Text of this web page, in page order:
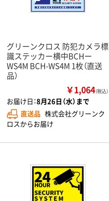
グリーンクロス 防犯カメラ標
識ステッカー横中BCHー
WS4M BCH-WS4M 1枚（直送
品）
￥1,064（税込）
お届け日：8月26日（水）まで
直送品 株式会社グリーンク
ロスからお届け